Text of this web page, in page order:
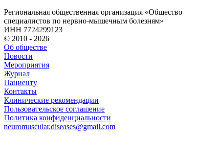
Региональная общественная организация «Общество
специалистов по нервно-мышечным болезням»
ИНН 7724299123
© 2010 - 2026
Об обществе
Новости
Мероприятия
Журнал
Пациенту
Контакты
Клинические рекомендации
Пользовательское соглашение
Политика конфиденциальности
neuromuscular.diseases@gmail.com